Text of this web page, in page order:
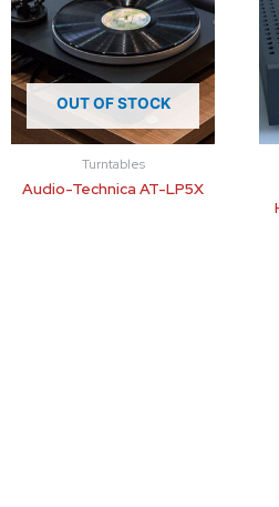
OUT OF STOCK
Turntables
Audio-Technica AT-LP5X